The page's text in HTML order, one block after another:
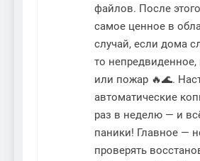
файлов. После
самое ценное в
случай, если дома
то непредвиденное,
или пожар 🔥🌊.
автоматические
раз в неделю — и
паники! Главное —
проверять